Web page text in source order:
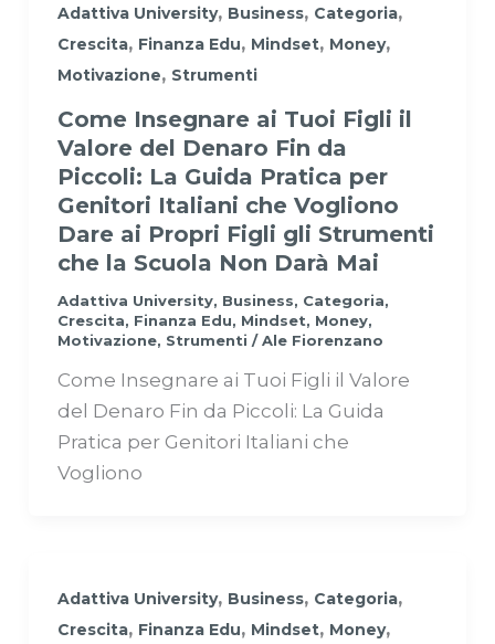
Adattiva University, Business, Categoria,
Crescita, Finanza Edu, Mindset, Money,
Motivazione, Strumenti
Come Insegnare ai Tuoi Figli il
Valore del Denaro Fin da
Piccoli: La Guida Pratica per
Genitori Italiani che Vogliono
Dare ai Propri Figli gli Strumenti
che la Scuola Non Darà Mai
Adattiva University, Business, Categoria,
Crescita, Finanza Edu, Mindset, Money,
Motivazione, Strumenti /Ale Fiorenzano
Come Insegnare ai Tuoi Figli il Valore
del Denaro Fin da Piccoli: La Guida
Pratica per Genitori Italiani che
Vogliono
Adattiva University, Business, Categoria,
Crescita, Finanza Edu, Mindset, Money,